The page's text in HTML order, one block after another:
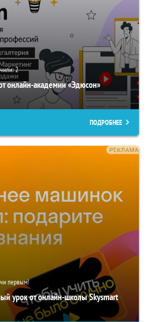
2
онлайн-академии «Эдюсон»
ПОДРОБНЕЕ
первым!
урок от онлайн-школы Skysmart